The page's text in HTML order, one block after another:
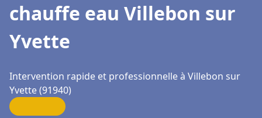
chauffe eau Villebon sur
Yvette
Intervention rapide et professionnelle à Villebon sur
Yvette (91940)